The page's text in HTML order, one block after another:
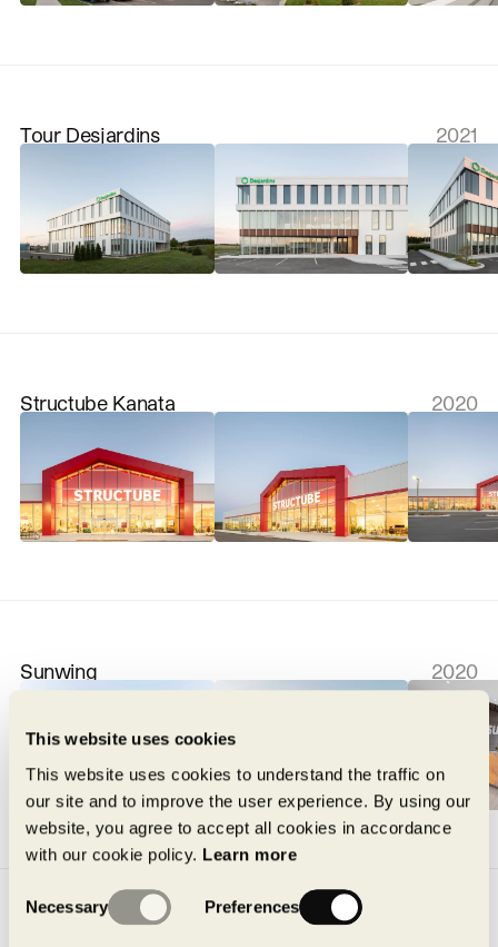
This website uses cookies
This website uses cookies to understand the traffic on
our site and to improve the user experience. By using our
website, you agree to accept all cookies in accordance
with our cookie policy. Learn more
Selection
Necessary Preferences
2021
Tour Desjardins
2020
Structube Kanata
2020
Sunwing